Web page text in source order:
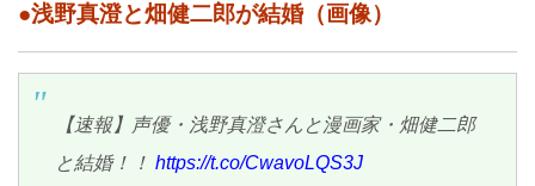
●浅野真澄と畑健二郎が結婚（画像）
【速報】声優・浅野真澄さんと漫画家・畑健二郎
と結婚！！ https://t.co/CwavoLQS3J